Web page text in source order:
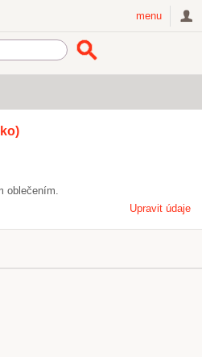
menu
oblečením.
Upravit údaje